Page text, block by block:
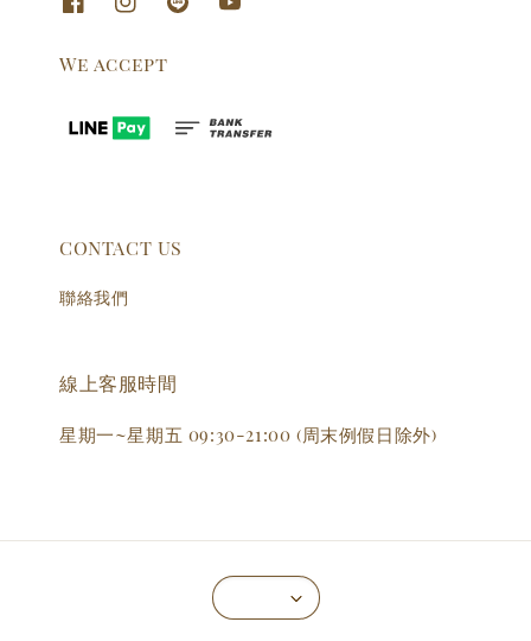
We accept
CONTACT US
聯絡我們
線上客服時間
星期一~星期五 09:30-21:00 (周末例假日除外)